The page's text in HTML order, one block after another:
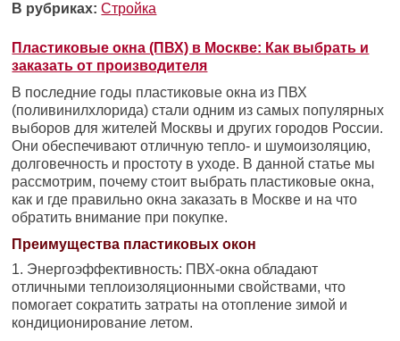
В рубриках: Стройка
Пластиковые окна (ПВХ) в Москве: Как выбрать и
заказать от производителя
В последние годы пластиковые окна из ПВХ
(поливинилхлорида) стали одним из самых популярных
выборов для жителей Москвы и других городов России.
Они обеспечивают отличную тепло- и шумоизоляцию,
долговечность и простоту в уходе. В данной статье мы
рассмотрим, почему стоит выбрать пластиковые окна,
как и где правильно окна заказать в Москве и на что
обратить внимание при покупке.
Преимущества пластиковых окон
1. Энергоэффективность: ПВХ-окна обладают
отличными теплоизоляционными свойствами, что
помогает сократить затраты на отопление зимой и
кондиционирование летом.